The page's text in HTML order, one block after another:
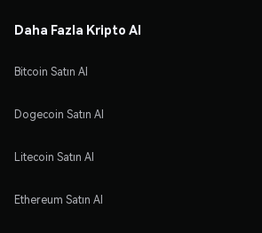
Daha Fazla Kripto Al
Bitcoin Satın Al
Dogecoin Satın Al
Litecoin Satın Al
Ethereum Satın Al